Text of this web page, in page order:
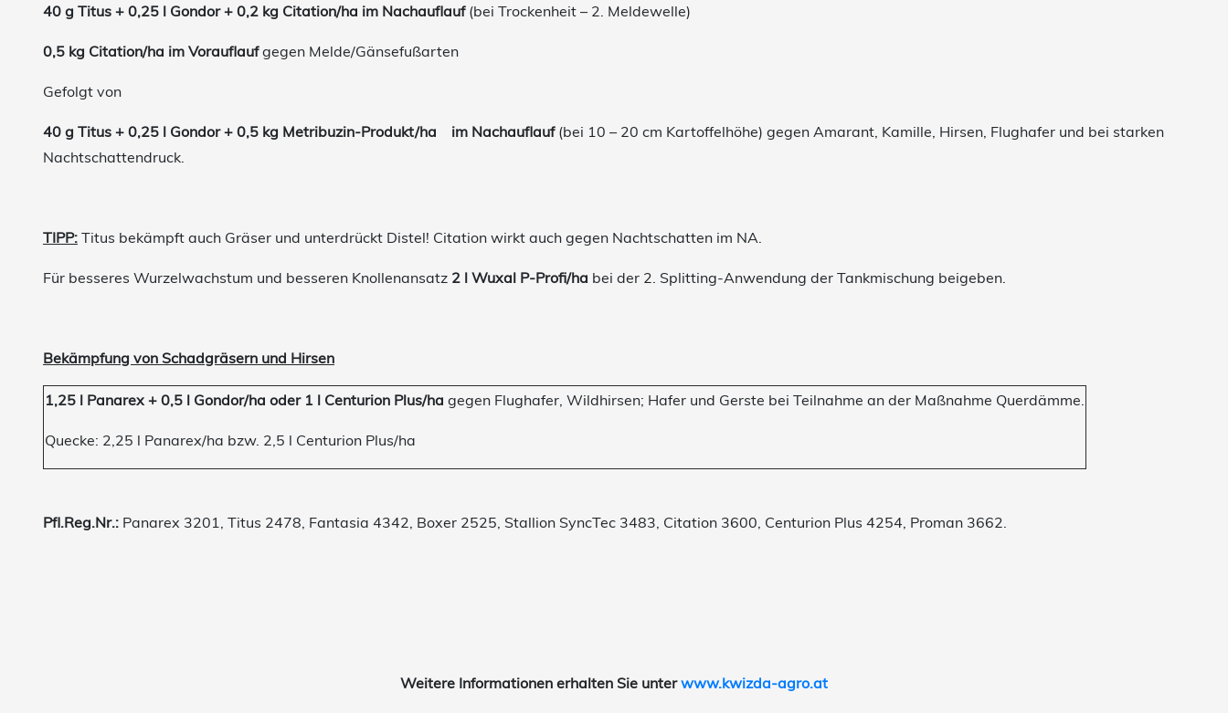
40 g Titus + 0,25 l Gondor + 0,2 kg Citation/ha im Nachauflauf(bei Trockenheit – 2. Meldewelle)
0,5 kg Citation/ha im Vorauflaufgegen Melde/Gänsefußarten
Gefolgt von
40 g Titus + 0,25 l Gondor + 0,5 kg Metribuzin-Produkt/ha im Nachauflauf(bei 10 – 20 cm Kartoffelhöhe) gegen Amarant, Kamille, Hirsen, Flughafer und bei starken
Nachtschattendruck.
TIPP: Titus bekämpft auch Gräser und unterdrückt Distel! Citation wirkt auch gegen Nachtschatten im NA.
Für besseres Wurzelwachstum und besseren Knollenansatz 2 l Wuxal P-Profi/ha bei der 2. Splitting-Anwendung der Tankmischung beigeben.
Bekämpfung von Schadgräsern und Hirsen
1,25 l Panarex + 0,5 l Gondor/ha oder 1 l Centurion Plus/ha gegen Flughafer, Wildhirsen; Hafer und Gerste bei Teilnahme an der Maßnahme Querdämme.
Quecke: 2,25 l Panarex/ha bzw. 2,5 l Centurion Plus/ha
Pfl.Reg.Nr.: Panarex 3201, Titus 2478, Fantasia 4342, Boxer 2525, Stallion SyncTec 3483, Citation 3600, Centurion Plus 4254, Proman 3662.
Weitere Informationen erhalten Sie unterwww.kwizda-agro.at